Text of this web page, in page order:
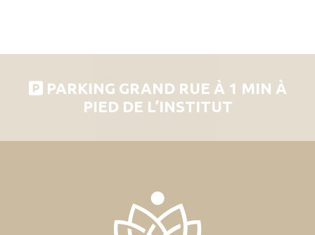
PARKING GRAND RUE À 1 MIN À
PIED DE L’INSTITUT